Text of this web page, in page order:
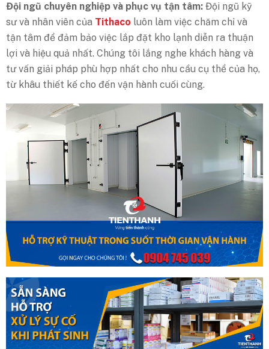
Đội ngũ chuyên nghiệp và phục vụ tận tâm: Đội ngũ kỹ
sư và nhân viên của Tithaco luôn làm việc chăm chỉ và
tận tâm để đảm bảo việc lắp đặt kho lạnh diễn ra thuận
lợi và hiệu quả nhất. Chúng tôi lắng nghe khách hàng và
tư vấn giải pháp phù hợp nhất cho nhu cầu cụ thể của họ,
từ khâu thiết kế cho đến vận hành cuối cùng.